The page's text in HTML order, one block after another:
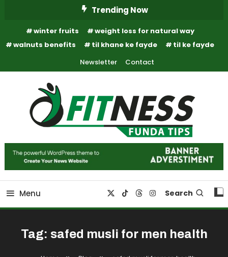
Content
Trending Now
winter fruits
weight loss for natural way
walnuts benefits
til khane ke fayde
til ke fayde
Newsletter
Contact
Fitness Funda Tips
Fitness Funda Tips
Menu Search
Tag: safed musli for men health